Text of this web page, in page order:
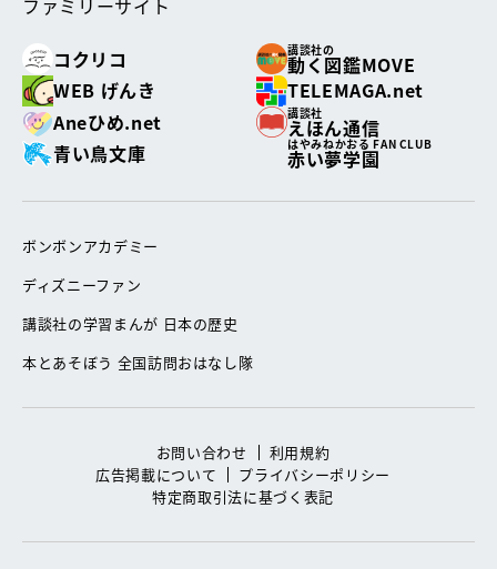
ファミリーサイト
コクリコ
講談社の
動く図鑑MOVE
WEB げんき
TELEMAGA.net
Aneひめ.net
講談社
えほん通信
青い鳥文庫
はやみねかおる FAN CLUB
赤い夢学園
ボンボンアカデミー
ディズニーファン
講談社の学習まんが 日本の歴史
本とあそぼう 全国訪問おはなし隊
お問い合わせ
利用規約
広告掲載について
プライバシーポリシー
特定商取引法に基づく表記